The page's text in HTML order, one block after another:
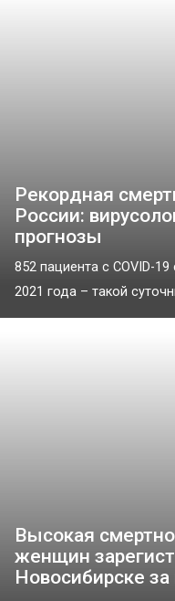
Рекордная
России:
прогнозы
852 пациента с COVID-
2021 года – такой
Высокая
женщин
Новосибирске